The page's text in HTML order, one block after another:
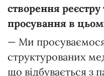
створення реєстру
просування в
— Ми
структурованих
що відбувається з